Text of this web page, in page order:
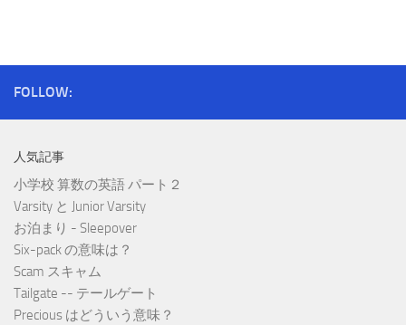
FOLLOW:
人気記事
小学校 算数の英語 パート２
Varsity と Junior Varsity
お泊まり - Sleepover
Six-pack の意味は？
Scam スキャム
Tailgate -- テールゲート
Precious はどういう意味？